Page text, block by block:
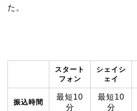
た。
スタート
フォン
シェイシ
ェイ
振込時間
最短10
分
最短10
分